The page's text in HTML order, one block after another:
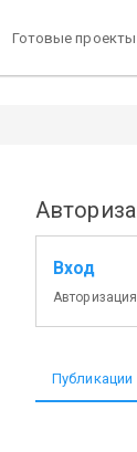
Готовые проекты
Вход
Публикации